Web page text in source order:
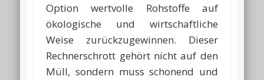
Option wertvolle Rohstoffe auf
ökologische und wirtschaftliche
Weise zurückzugewinnen. Dieser
Rechnerschrott gehört nicht auf den
Müll, sondern muss schonend und